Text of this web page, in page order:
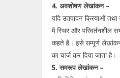
4. अवशोषण लेखांकन –
यदि उतपादन क्रियाओं तथा
में स्थिर और परिवर्तनशील
कहते है। इसे सम्पूर्ण लेखांकन
का चार्ज कर दिया जाता है।
5. समरूप लेखांकन –